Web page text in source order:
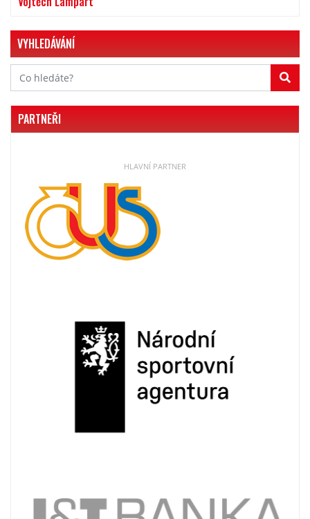
PARTNEŘI
HLAVNÍ PARTNER
VYHLEDÁVÁNÍ